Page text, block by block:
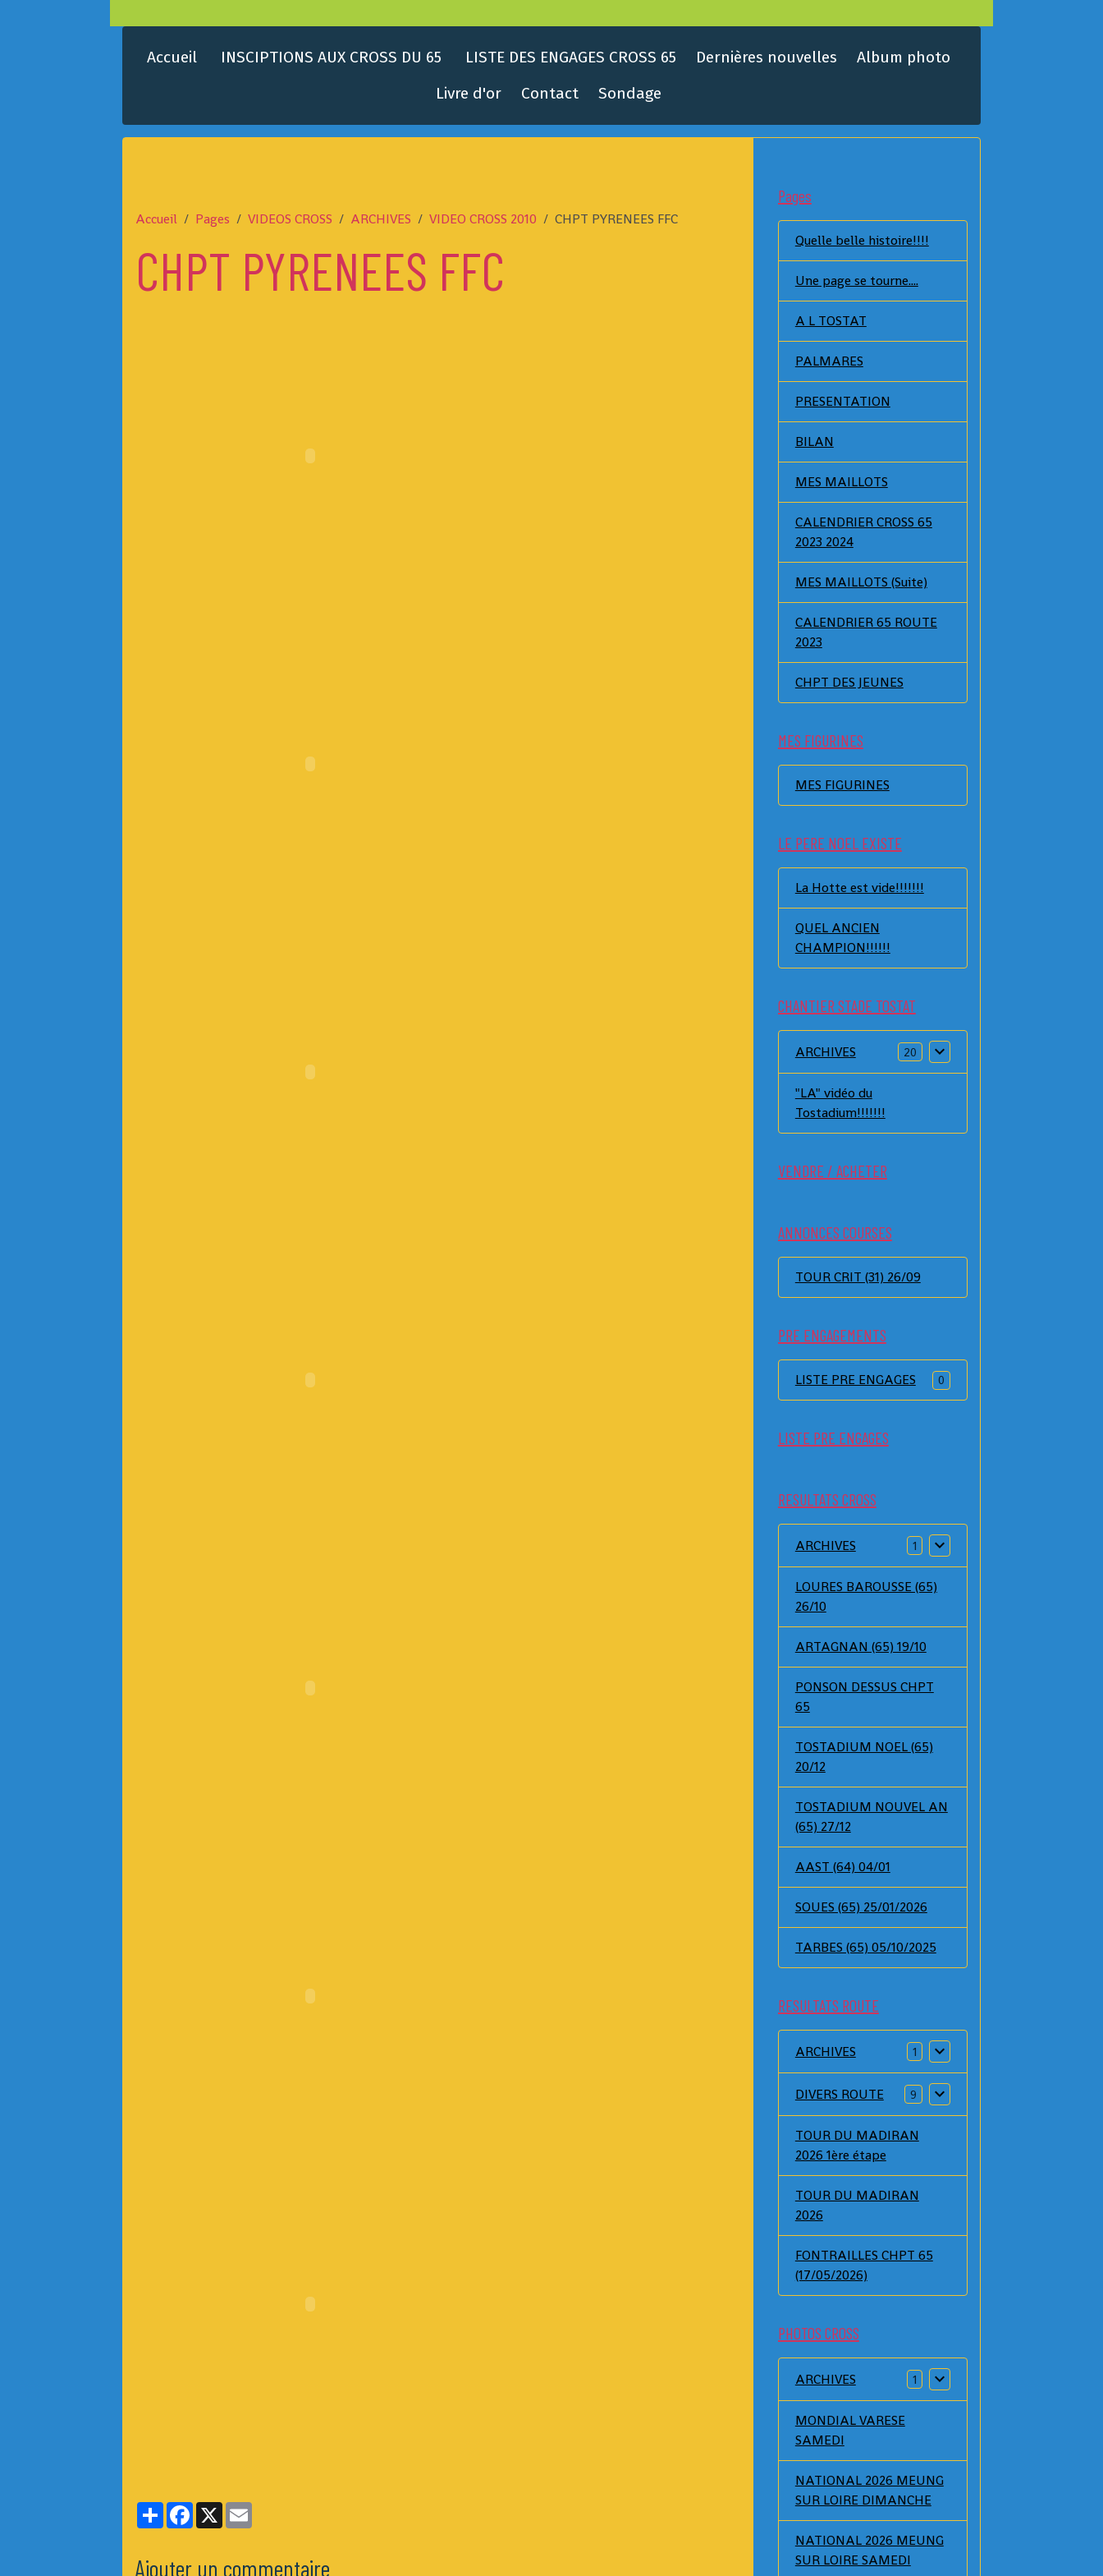
Accueil INSCIPTIONS AUX CROSS DU 65 LISTE DES ENGAGES CROSS 65 Dernières nouvelles
Album photo
Livre d'or
Contact Sondage
Accueil Pages VIDEOS CROSS ARCHIVES VIDEO CROSS 2010 CHPT PYRENEES FFC
CHPT PYRENEES FFC
PartagerFacebook
X
Ajouter un commentaire
Pages
Quelle belle histoire!!!!
Une page se tourne....
A L TOSTAT
PALMARES
PRESENTATION
BILAN
MES MAILLOTS
CALENDRIER CROSS 65
2023 2024
MES MAILLOTS (Suite)
CALENDRIER 65 ROUTE
2023
CHPT DES JEUNES
MES FIGURINES
MES FIGURINES
LE PERE NOEL EXISTE
La Hotte est vide!!!!!!!
QUEL ANCIEN
CHAMPION!!!!!!
CHANTIER STADE TOSTAT
ARCHIVES 20
"LA" vidéo du
Tostadium!!!!!!!
VENDRE / ACHETER
ANNONCES COURSES
TOUR CRIT (31) 26/09
PRE ENGAGEMENTS
LISTE PRE ENGAGES 0
LISTE PRE ENGAGES
RESULTATS CROSS
ARCHIVES 1
LOURES BAROUSSE (65)
26/10
ARTAGNAN (65) 19/10
PONSON DESSUS CHPT
65
TOSTADIUM NOEL (65)
20/12
TOSTADIUM NOUVEL AN
(65) 27/12
AAST (64) 04/01
SOUES (65) 25/01/2026
TARBES (65) 05/10/2025
RESULTATS ROUTE
ARCHIVES 1
DIVERS ROUTE 9
TOUR DU MADIRAN
2026 1ère étape
TOUR DU MADIRAN
2026
FONTRAILLES CHPT 65
(17/05/2026)
PHOTOS CROSS
ARCHIVES 1
MONDIAL VARESE
SAMEDI
NATIONAL 2026 MEUNG
SUR LOIRE DIMANCHE
NATIONAL 2026 MEUNG
SUR LOIRE SAMEDI